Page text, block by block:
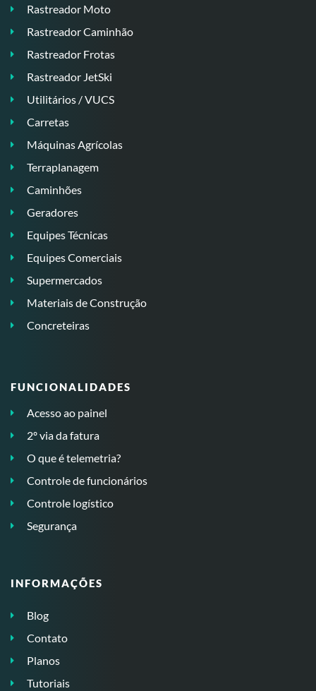
Rastreador Moto
Rastreador Caminhão
Rastreador Frotas
Rastreador JetSki
Utilitários / VUCS
Carretas
Máquinas Agrícolas
Terraplanagem
Caminhões
Geradores
Equipes Técnicas
Equipes Comerciais
Supermercados
Materiais de Construção
Concreteiras
FUNCIONALIDADES
Acesso ao painel
2º via da fatura
O que é telemetria?
Controle de funcionários
Controle logístico
Segurança
INFORMAÇÕES
Blog
Contato
Planos
Tutoriais